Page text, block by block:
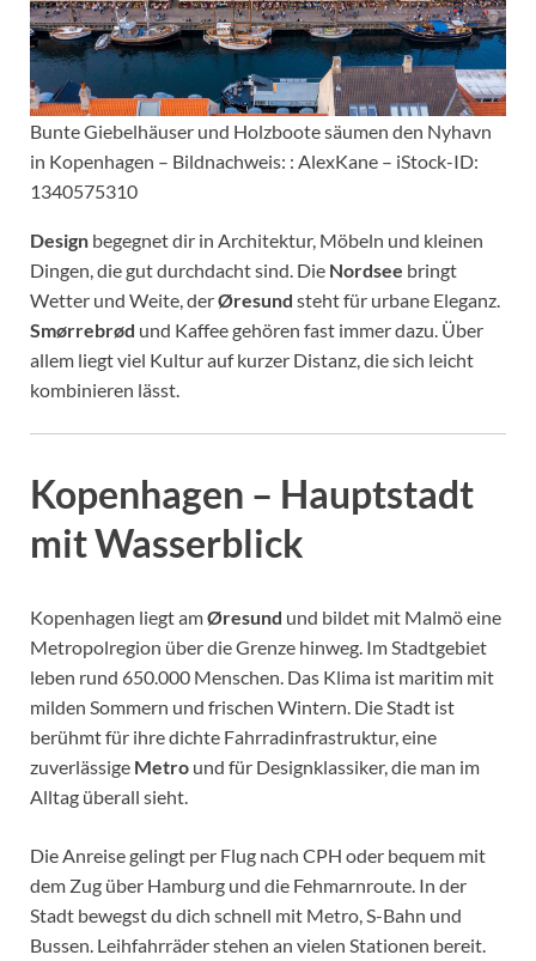
Bunte Giebelhäuser und Holzboote säumen den Nyhavn
in Kopenhagen – Bildnachweis: : AlexKane – iStock-ID:
1340575310
Design begegnet dir in Architektur, Möbeln und kleinen
Dingen, die gut durchdacht sind. Die Nordsee bringt
Wetter und Weite, derØresund steht für urbane Eleganz.
Smørrebrød und Kaffee gehören fast immer dazu. Über
allem liegt viel Kultur auf kurzer Distanz, die sich leicht
kombinieren lässt.
Kopenhagen – Hauptstadt
mit Wasserblick
Kopenhagen liegt amØresund und bildet mit Malmö eine
Metropolregion über die Grenze hinweg. Im Stadtgebiet
leben rund 650.000 Menschen. Das Klima ist maritim mit
milden Sommern und frischen Wintern. Die Stadt ist
berühmt für ihre dichte Fahrradinfrastruktur, eine
zuverlässige Metro und für Designklassiker, die man im
Alltag überall sieht.
Die Anreise gelingt per Flug nach CPH oder bequem mit
dem Zug über Hamburg und die Fehmarnroute. In der
Stadt bewegst du dich schnell mit Metro, S-Bahn und
Bussen. Leihfahrräder stehen an vielen Stationen bereit.